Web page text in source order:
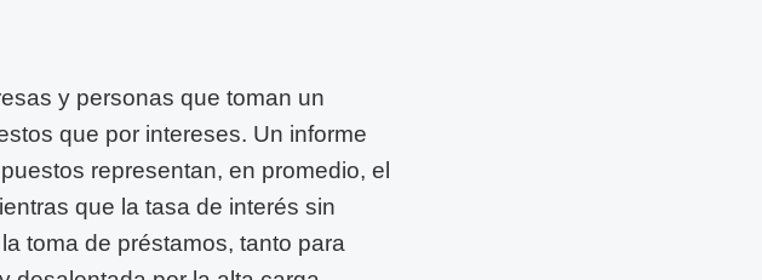
y personas que toman un
que por intereses. Un informe
representan, en promedio, el
que la tasa de interés sin
toma de préstamos, tanto para